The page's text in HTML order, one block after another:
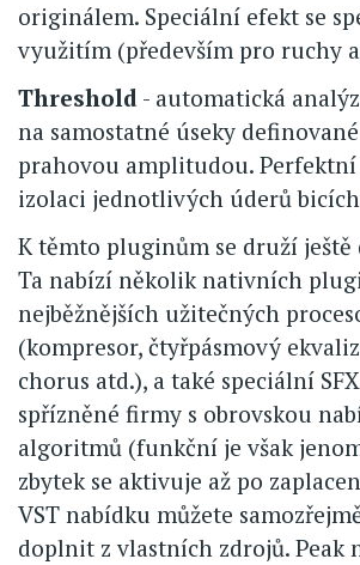
originálem. Speciální efekt se
využitím (především pro ruchy
Threshold - automatická
na samostatné úseky
prahovou amplitudou. Perfektní
izolaci jednotlivých úderů
K těmto pluginům se druží ještě
Ta nabízí několik nativních
nejběžnějších užitečných
(kompresor, čtyřpásmový
chorus atd.), a také speciální
spřízněné firmy s obrovskou
algoritmů (funkční je však
zbytek se aktivuje až po
VST nabídku můžete
doplnit z vlastních zdrojů. Peak